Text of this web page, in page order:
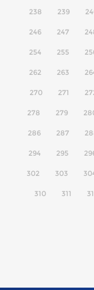
238 239
246 247
254 255
262 263
270 271
278 279
286 287
294 295
302 303
310 311